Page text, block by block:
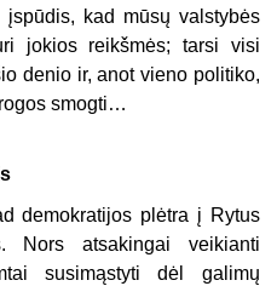
kad mūsų valstybės
jokios reikšmės; tarsi visi
denio ir, anot vieno politiko,
smogti…
demokratijos plėtra į Rytus
Nors atsakingai veikianti
susimąstyti dėl galimų